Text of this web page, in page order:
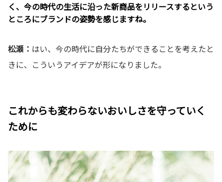
く、今の時代の生活に沿った新商品をリリースするという
ところにブランドの姿勢を感じますね。
松瀬： はい、今の時代に自分たちができることを考えたと
きに、こういうアイデアが形になりました。
これからも変わらないおいしさを守っていく
ために